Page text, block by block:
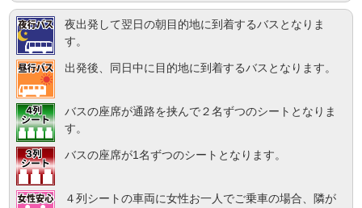
夜出発して翌日の朝目的地に到着するバスとなりま
す。
出発後、同日中に目的地に到着するバスとなります。
バスの座席が通路を挟んで２名ずつのシートとなりま
す。
バスの座席が1名ずつのシートとなります。
４列シートの車両に女性お一人でご乗車の場合、隣が